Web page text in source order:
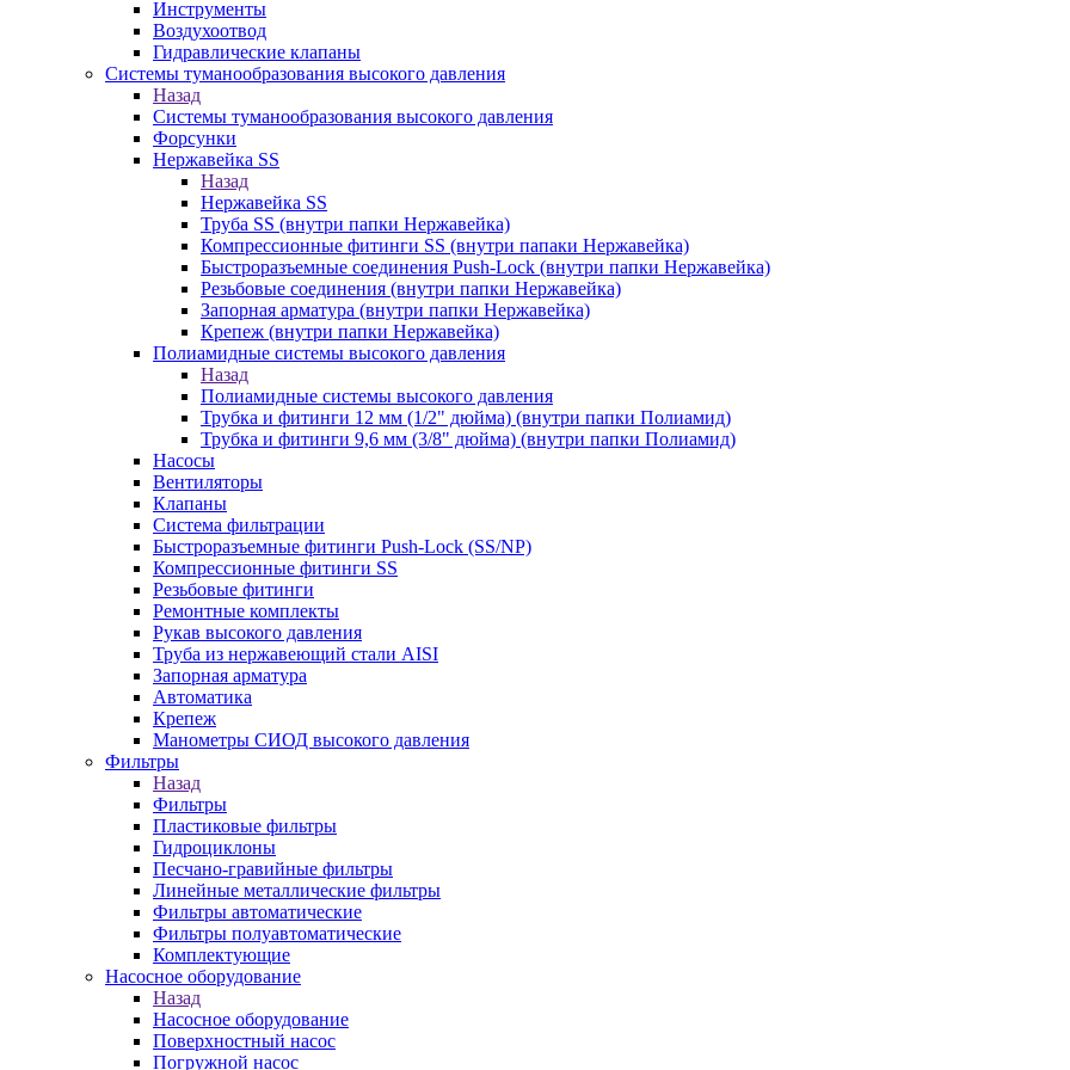
Инструменты
Воздухоотвод
Гидравлические клапаны
Системы туманообразования высокого давления
Назад
Системы туманообразования высокого давления
Форсунки
Нержавейка SS
Назад
Нержавейка SS
Труба SS (внутри папки Нержавейка)
Компрессионные фитинги SS (внутри папаки Нержавейка)
Быстроразъемные соединения Push-Lock (внутри папки Нержавейка)
Резьбовые соединения (внутри папки Нержавейка)
Запорная арматура (внутри папки Нержавейка)
Крепеж (внутри папки Нержавейка)
Полиамидные системы высокого давления
Назад
Полиамидные системы высокого давления
Трубка и фитинги 12 мм (1/2" дюйма) (внутри папки Полиамид)
Трубка и фитинги 9,6 мм (3/8" дюйма) (внутри папки Полиамид)
Насосы
Вентиляторы
Клапаны
Система фильтрации
Быстроразъемные фитинги Push-Lock (SS/NP)
Компрессионные фитинги SS
Резьбовые фитинги
Ремонтные комплекты
Рукав высокого давления
Труба из нержавеющий стали AISI
Запорная арматура
Автоматика
Крепеж
Манометры СИОД высокого давления
Фильтры
Назад
Фильтры
Пластиковые фильтры
Гидроциклоны
Песчано-гравийные фильтры
Линейные металлические фильтры
Фильтры автоматические
Фильтры полуавтоматические
Комплектующие
Насосное оборудование
Назад
Насосное оборудование
Поверхностный насос
Погружной насос